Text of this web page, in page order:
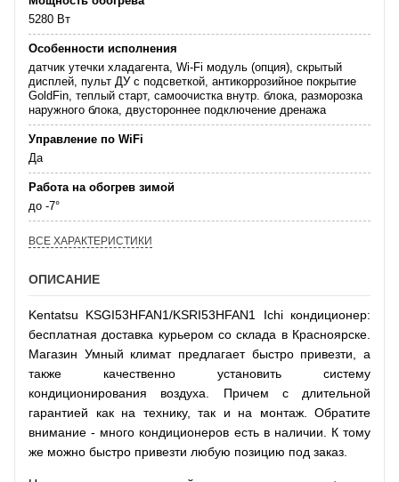
5280 Вт
Особенности исполнения
датчик утечки хладагента, Wi-Fi модуль (опция), скрытый
дисплей, пульт ДУ с подсветкой, антикоррозийное покрытие
GoldFin, теплый старт, самоочистка внутр. блока, разморозка
наружного блока, двустороннее подключение дренажа
Управление по WiFi
Да
Работа на обогрев зимой
до -7°
ВСЕ ХАРАКТЕРИСТИКИ
ОПИСАНИЕ
Kentatsu KSGI53HFAN1/KSRI53HFAN1 Ichi кондиционер:
бесплатная доставка курьером со склада в Красноярске.
Магазин Умный климат предлагает быстро привезти, а
также качественно установить систему
кондиционирования воздуха. Причем с длительной
гарантией как на технику, так и на монтаж. Обратите
внимание - много кондиционеров есть в наличии. К тому
же можно быстро привезти любую позицию под заказ.